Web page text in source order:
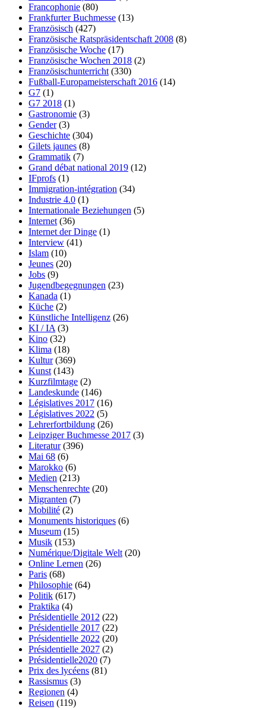
Francophonie (80)
Frankfurter Buchmesse (13)
Französisch (427)
Französische Ratspräsidentschaft 2008 (8)
Französische Woche (17)
Französische Wochen 2018 (2)
Französischunterricht(330)
Fußball-Europameisterschaft 2016 (14)
G7 (1)
G7 2018 (1)
Gastronomie (3)
Gender(3)
Geschichte (304)
Gilets jaunes (8)
Grammatik (7)
Grand débat national 2019 (12)
IFprofs (1)
Immigration-intégration (34)
Industrie 4.0 (1)
Internationale Beziehungen (5)
Internet(36)
Internet der Dinge (1)
Interview (41)
Islam (10)
Jeunes (20)
Jobs (9)
Jugendbegegnungen (23)
Kanada (1)
Küche (2)
Künstliche Intelligenz (26)
KI / IA(3)
Kino (32)
Klima (18)
Kultur(369)
Kunst(143)
Kurzfilmtage (2)
Landeskunde (146)
Législatives 2017 (16)
Législatives 2022 (5)
Lehrerfortbildung (26)
Leipziger Buchmesse 2017 (3)
Literatur(396)
Mai 68 (6)
Marokko (6)
Medien (213)
Menschenrechte (20)
Migranten (7)
Mobilité (2)
Monuments historiques (6)
Museum (15)
Musik (153)
Numérique/Digitale Welt(20)
Online Lernen (26)
Paris (68)
Philosophie (64)
Politik (617)
Praktika (4)
Présidentielle 2012 (22)
Présidentielle 2017 (22)
Présidentielle 2022 (20)
Présidentielle 2027 (2)
Présidentielle2020 (7)
Prix des lycéens (81)
Rassismus (3)
Regionen (4)
Reisen (119)